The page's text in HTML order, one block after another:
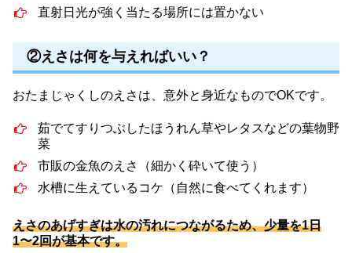
直射日光が強く当たる場所には置かない
②えさは何を与えればいい？
おたまじゃくしのえさは、意外と身近なものでOKです。
茹でてすりつぶしたほうれん草やレタスなどの葉物野
菜
市販の金魚のえさ（細かく砕いて使う）
水槽に生えているコケ（自然に食べてくれます）
えさのあげすぎは水の汚れにつながるため、少量を1日
1〜2回が基本です。